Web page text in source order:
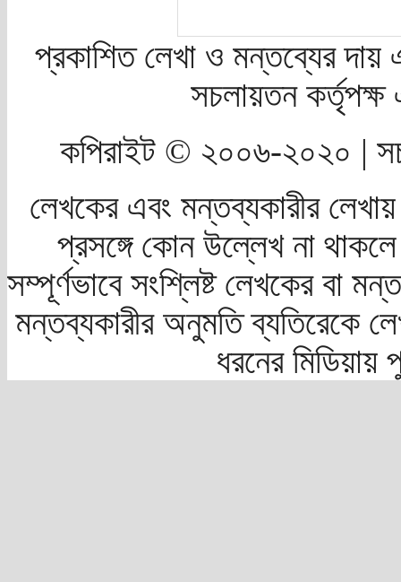
প্রকাশিত লেখা ও মন্তব্যের দায়
সচলায়তন
কপিরাইট © ২০০৬-২০২০ |
লেখকের এবং মন্তব্যকারীর
প্রসঙ্গে কোন উল্লেখ না
সম্পূর্ণভাবে সংশ্লিষ্ট লেখকের বা
মন্তব্যকারীর অনুমতি ব্যতিরেকে
ধরনের মিডিয়ায়